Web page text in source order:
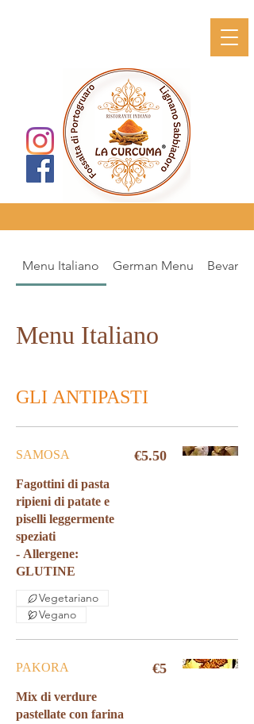
Menu Italiano German Menu
Menu Italiano
GLI ANTIPASTI
SAMOSA
Fagottini di pasta
ripieni di patate e
piselli leggermente
speziati
- Allergene:
GLUTINE
€5.50
Vegetariano
Vegano
PAKORA
Mix di verdure
pastellate con farina
€5